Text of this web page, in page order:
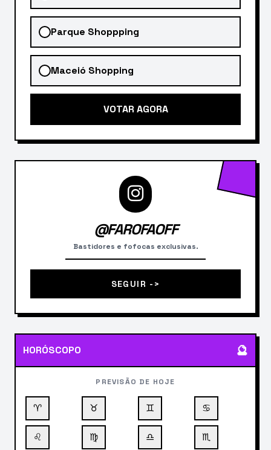
Parque Shoppping
Maceió Shopping
VOTAR AGORA
@FAROFAOFF
Bastidores e fofocas exclusivas.
SEGUIR ->
HORÓSCOPO 🔮
PREVISÃO DE HOJE
♈ ♉ ♊ ♋
♌ ♍ ♎ ♏